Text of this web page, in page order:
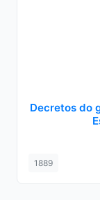
Decretos do
1889